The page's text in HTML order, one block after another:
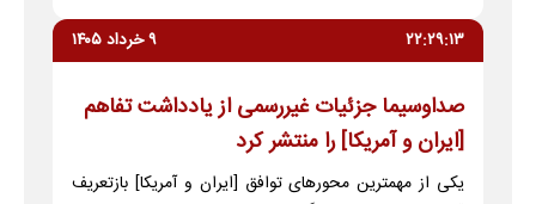
۲۲:۲۹:۱۳ ۹ خرداد ۱۴۰۵
صداوسیما جزئیات غیررسمی از یادداشت تفاهم
[ایران و آمریکا] را منتشر کرد
یکی از مهمترین محورهای توافق [ایران و آمریکا] بازتعریف